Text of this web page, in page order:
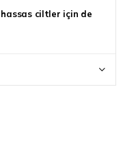
ciltler için de
ulaşacaktır.
Notu” kısmında